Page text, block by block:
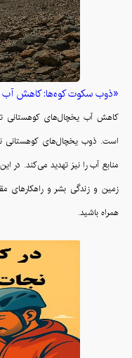
«ذوب سکوت کوه‌ها: کاهش آب
کاهش آب یخچال‌های کوهستانی
است. ذوب یخچال‌های کوهستانی نه
منابع آب را نیز تهدید می‌کند. در
زمین و زندگی بشر و راهکارهای
همراه باشید.